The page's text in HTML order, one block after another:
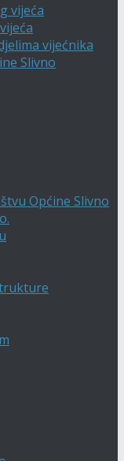
vijeća
vijećnika
Slivno
Općine Slivno